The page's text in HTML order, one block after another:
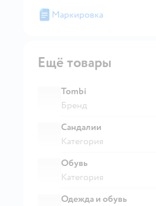
Маркировка
Ещё товары
Tombi
Бренд
Сандалии
Категория
Обувь
Категория
Одежда и обувь